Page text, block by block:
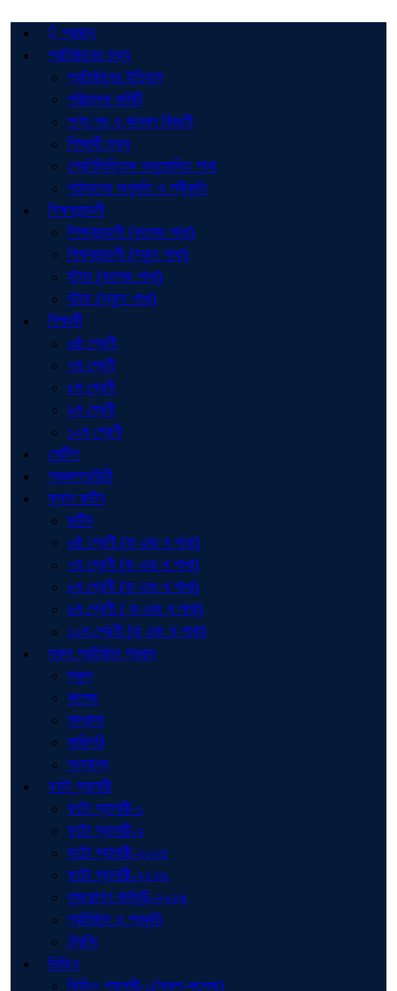
প্রচ্ছদ
প্রতিষ্ঠানের তথ্য
প্রতিষ্ঠানের ইতিহাস
পরিচালনা কমিটি
শূণ্য পদ ও জনবল বিবরণী
শিক্ষার্থী তথ্য
শ্রেণিভিত্তিক অনুমোদিত শাখা
পাঠদানের অনুমতি ও স্বীকৃতি
শিক্ষকমন্ডলী
শিক্ষকমন্ডলী (কলেজ শাখা)
শিক্ষকমন্ডলী (স্কুল শাখা)
স্টাফ (কলেজ শাখা)
স্টাফ (স্কুল শাখা)
শিক্ষার্থী
৬ষ্ঠ শ্রেণী
৭ম শ্রেণী
৮ম শ্রেণী
৯ম শ্রেণী
১০ম শ্রেণী
নোটিশ
প্রজ্ঞাপন/চিঠি
ক্লাশ রুটিন
রুটিন
৬ষ্ঠ শ্রেণী (ক এবং খ শাখা)
৭ম শ্রেণী (ক এবং খ শাখা)
৮ম শ্রেণী (ক এবং খ শাখা)
৯ম শ্রেণী ( ক এবং খ শাখা)
১০ম শ্রেণী (ক এবং খ শাখা)
সকল প্রতিষ্ঠান প্রধান
স্কুল
কলেজ
মাদ্রাসা
কারিগরি
অন্যান্য
ফটো গ্যালারী
ফটো গ্যালারী-১
ফটো গ্যালারী-২
ফটো গ্যালারী-২০২৫
ফটো গ্যালারী-২০২৬
বৃক্ষরোপণ কর্মসূচি-২০২৬
প্রতিষ্ঠান ও প্রকৃতি
ট্রেনিং
ভিডিও
ভিডিও গ্যালারী-১(স্কুল-কলেজ)